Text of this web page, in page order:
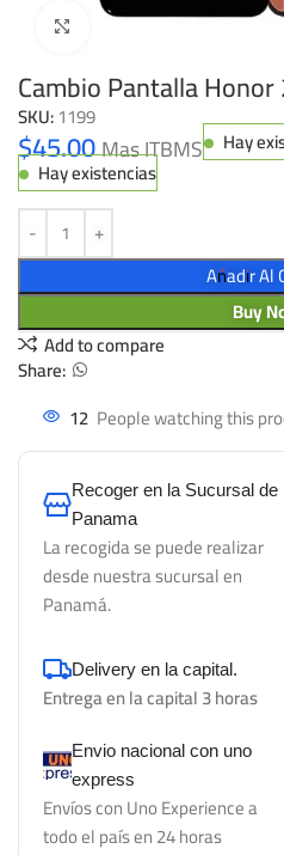
Click to enlarge
Cambio Pantalla
SKU:1199
$45.00Mas ITBMS
Hay
Hay existencias
Añadir Al
Buy
Add to compare
Share:
12 People watching this
Recoger en la Sucursal de
Panama
La recogida se puede realizar
desde nuestra sucursal en
Panamá.
Delivery en la capital.
Entrega en la capital 3 horas
Envio nacional con uno
express
Envíos con Uno Experience a
todo el país en 24 horas